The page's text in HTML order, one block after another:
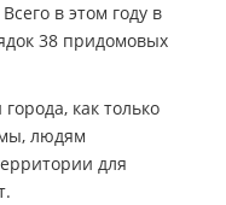
в этом году в
38 придомовых
как только
людям
для